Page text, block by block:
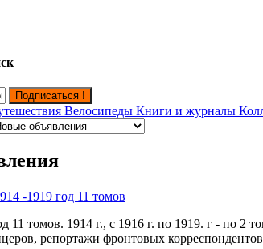
Подписаться !
Велосипеды Книги и журналы
-1919 год 11 томов
11 томов. 1914 г., с 1916 г. по 1919. г - по 2
репортажи фронтовых